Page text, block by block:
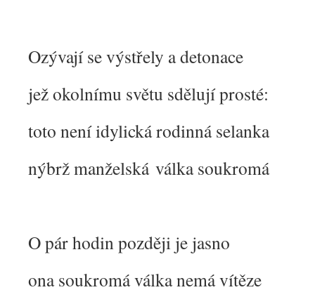
Ozývají se výstřely a detonace
jež okolnímu světu sdělují prosté:
toto není idylická rodinná selanka
nýbrž manželská válka soukromá
O pár hodin později je jasno
ona soukromá válka nemá vítěze